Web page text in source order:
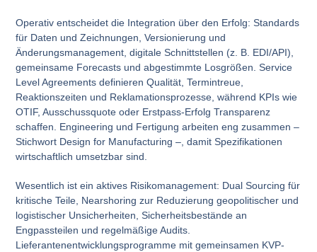
Operativ entscheidet die Integration über den Erfolg: Standards
für Daten und Zeichnungen, Versionierung und
Änderungsmanagement, digitale Schnittstellen (z. B. EDI/API),
gemeinsame Forecasts und abgestimmte Losgrößen. Service
Level Agreements definieren Qualität, Termintreue,
Reaktionszeiten und Reklamationsprozesse, während KPIs wie
OTIF, Ausschussquote oder Erstpass-Erfolg Transparenz
schaffen. Engineering und Fertigung arbeiten eng zusammen –
Stichwort Design for Manufacturing –, damit Spezifikationen
wirtschaftlich umsetzbar sind.
Wesentlich ist ein aktives Risikomanagement: Dual Sourcing für
kritische Teile, Nearshoring zur Reduzierung geopolitischer und
logistischer Unsicherheiten, Sicherheitsbestände an
Engpassteilen und regelmäßige Audits.
Lieferantenentwicklungsprogramme mit gemeinsamen KVP-